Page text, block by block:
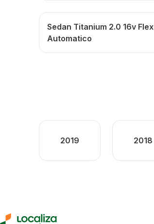
Sedan Titanium 2.0 16v Flex
Automatico
2019 2018